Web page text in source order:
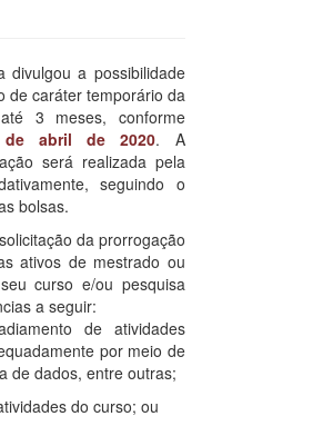
divulgou a possibilidade
de caráter temporário da
3 meses, conforme
abril de 2020. A
será realizada pela
seguindo o
bolsas.
da prorrogação
ativos de mestrado ou
curso e/ou pesquisa
a seguir:
de atividades
por meio de
de dados, entre outras;
do curso; ou